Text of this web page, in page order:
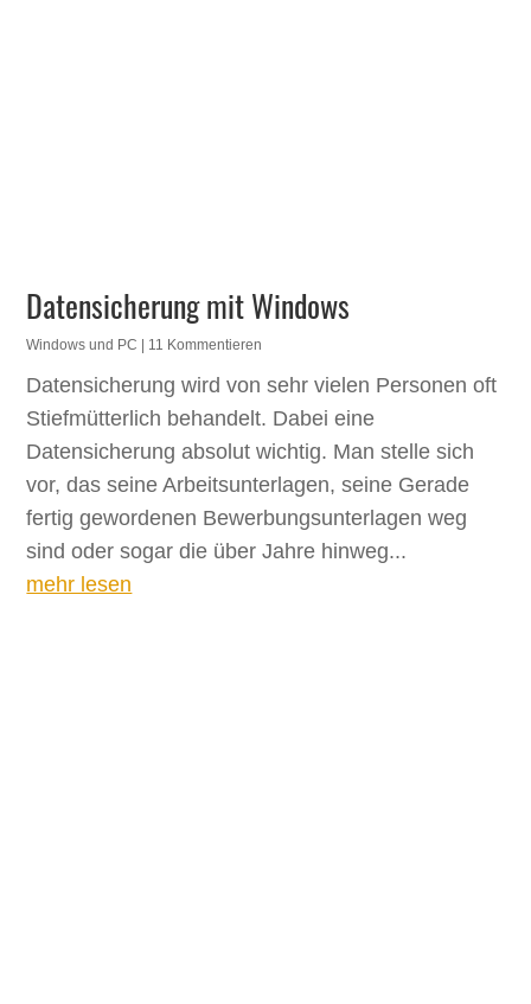
Datensicherung mit Windows
Windows und PC | 11 Kommentieren
Datensicherung wird von sehr vielen Personen oft
Stiefmütterlich behandelt. Dabei eine
Datensicherung absolut wichtig. Man stelle sich
vor, das seine Arbeitsunterlagen, seine Gerade
fertig gewordenen Bewerbungsunterlagen weg
sind oder sogar die über Jahre hinweg...
mehr lesen